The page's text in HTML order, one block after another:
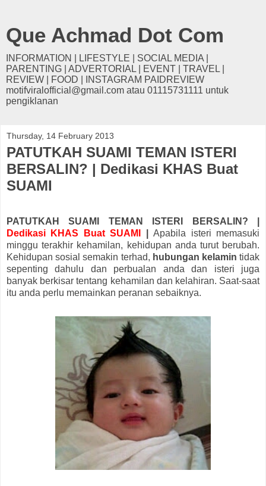
Que Achmad Dot Com
INFORMATION | LIFESTYLE | SOCIAL MEDIA |
PARENTING | ADVERTORIAL | EVENT | TRAVEL |
REVIEW | FOOD | INSTAGRAM PAIDREVIEW
motifviralofficial@gmail.com atau 01115731111 untuk
pengiklanan
Thursday, 14 February 2013
PATUTKAH SUAMI TEMAN ISTERI
BERSALIN? | Dedikasi KHAS Buat
SUAMI
PATUTKAH SUAMI TEMAN ISTERI BERSALIN? |
Dedikasi KHAS Buat SUAMI
|Apabila isteri memasuki
minggu terakhir kehamilan, kehidupan anda turut berubah.
Kehidupan sosial semakin terhad, hubungan kelamin tidak
sepenting dahulu dan perbualan anda dan isteri juga
banyak berkisar tentang kehamilan dan kelahiran. Saat-saat
itu anda perlu memainkan peranan sebaiknya.